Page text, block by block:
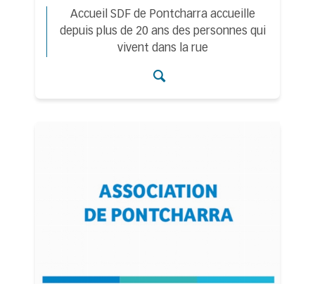
Accueil SDF de Pontcharra accueille
depuis plus de 20 ans des personnes qui
vivent dans la rue
Accéder aux détails